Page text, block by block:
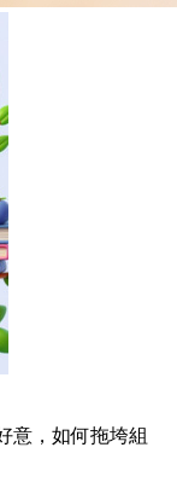
意，如何拖垮組